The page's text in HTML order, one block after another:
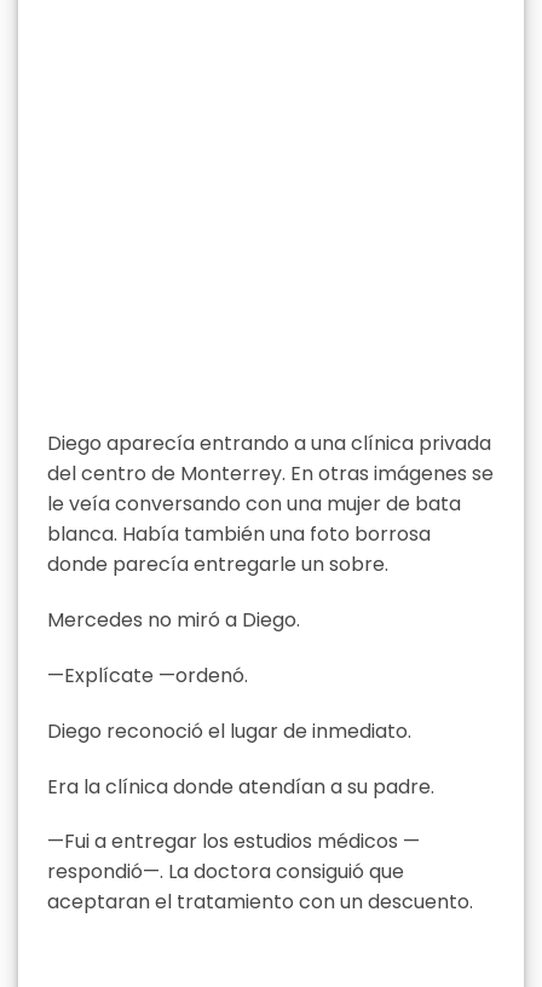
Diego aparecía entrando a una clínica privada
del centro de Monterrey. En otras imágenes se
le veía conversando con una mujer de bata
blanca. Había también una foto borrosa
donde parecía entregarle un sobre.
Mercedes no miró a Diego.
—Explícate —ordenó.
Diego reconoció el lugar de inmediato.
Era la clínica donde atendían a su padre.
—Fui a entregar los estudios médicos —
respondió—. La doctora consiguió que
aceptaran el tratamiento con un descuento.